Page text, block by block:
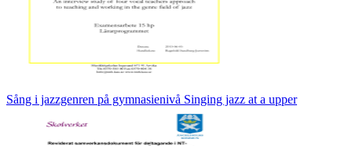
Sång i jazzgenren på gymnasienivå Singing jazz at a upper